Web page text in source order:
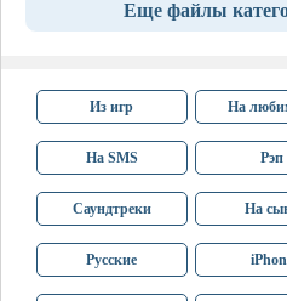
Еще файлы
Из игр На
На SMS Рэп
Саундтреки На
Русские